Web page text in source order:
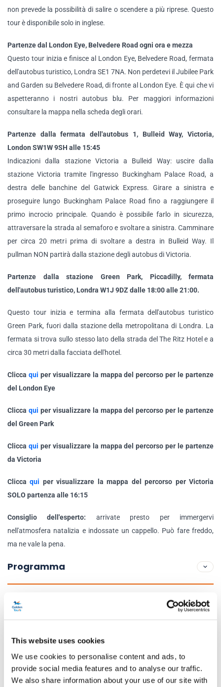
This website uses cookies
We use cookies to personalise content and ads, to
provide social media features and to analyse our traffic.
We also share information about your use of our site with
non prevede la possibilità di salire o scendere a più riprese. Questo
tour è disponibile solo in inglese.
Partenze dal London Eye, Belvedere Road ogni ora e mezza
Questo tour inizia e finisce al London Eye, Belvedere Road, fermata
dell'autobus turistico, Londra SE1 7NA. Non perdetevi il Jubilee Park
and Garden su Belvedere Road, di fronte al London Eye. È qui che vi
aspetteranno i nostri autobus blu. Per maggiori informazioni
consultare la mappa nella scheda degli orari.
Partenze dalla fermata dell'autobus 1, Bulleid Way, Victoria,
London SW1W 9SH alle 15:45
Indicazioni dalla stazione Victoria a Bulleid Way: uscire dalla
stazione Victoria tramite l'ingresso Buckingham Palace Road, a
destra delle banchine del Gatwick Express. Girare a sinistra e
proseguire lungo Buckingham Palace Road fino a raggiungere il
primo incrocio principale. Quando è possibile farlo in sicurezza,
attraversare la strada al semaforo e svoltare a sinistra. Camminare
per circa 20 metri prima di svoltare a destra in Bulleid Way. Il
pullman NON partirà dalla stazione degli autobus di Victoria.
Partenze dalla stazione Green Park, Piccadilly, fermata
dell'autobus turistico, Londra W1J 9DZ dalle 18:00 alle 21:00.
Questo tour inizia e termina alla fermata dell'autobus turistico
Green Park, fuori dalla stazione della metropolitana di Londra. La
fermata si trova sullo stesso lato della strada del The Ritz Hotel e a
circa 30 metri dalla facciata dell'hotel.
Clicca qui per visualizzare la mappa del percorso per le partenze
del London Eye
Clicca qui per visualizzare la mappa del percorso per le partenze
del Green Park
Clicca qui per visualizzare la mappa del percorso per le partenze
da Victoria
Cliccaqui per visualizzare la mappa del percorso per Victoria
SOLO partenza alle 16:15
Consiglio dell'esperto: arrivate presto per immergervi
nell'atmosfera natalizia e indossate un cappello. Può fare freddo,
ma ne vale la pena.
Programma
Dettagli della partenza:
Punti di partenza e di ritorno:
London Eye:Belvedere Road, fermata dell'autobus turistico,
Londra SE1 7NA. Di fronte al London Eye (la stazione della